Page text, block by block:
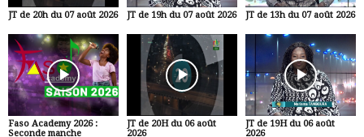
JT de 20h du 07 août 2026 JT de 19h du 07 août 2026 JT de 13h du 07 août 2026
Faso Academy 2026 :
Seconde manche
JT de 20H du 06 août
2026
JT de 19H du 06 août
2026